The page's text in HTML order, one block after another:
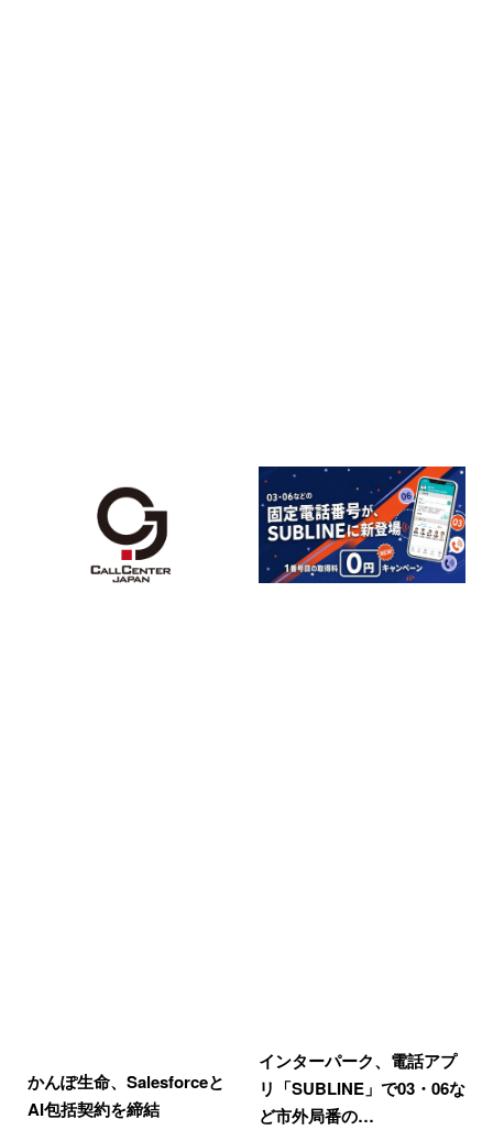
かんぽ生命、Salesforceと
AI包括契約を締結
インターパーク、電話アプ
リ「SUBLINE」で03・06な
ど市外局番の…